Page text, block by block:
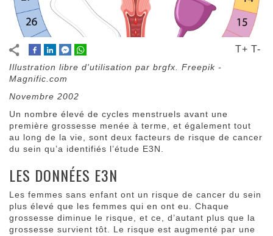
T+ T-
Illustration libre d'utilisation par brgfx. Freepik -
Magnific.com
Novembre 2002
Un nombre élevé de cycles menstruels avant une
première grossesse menée à terme, et également tout
au long de la vie, sont deux facteurs de risque de cancer
du sein qu’a identifiés l’étude E3N.
LES DONNÉES E3N
Les femmes sans enfant ont un risque de cancer du sein
plus élevé que les femmes qui en ont eu. Chaque
grossesse diminue le risque, et ce, d’autant plus que la
grossesse survient tôt. Le risque est augmenté par une